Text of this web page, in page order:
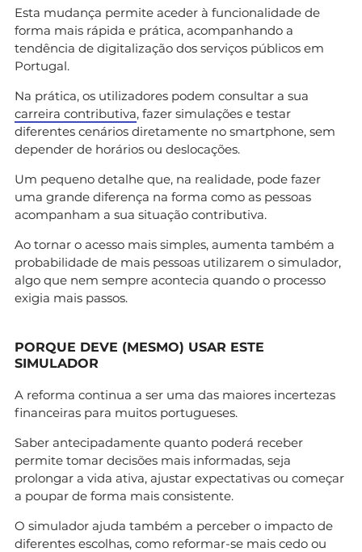
Esta mudança permite aceder à funcionalidade de
forma mais rápida e prática, acompanhando a
tendência de digitalização dos serviços públicos em
Portugal.
Na prática, os utilizadores podem consultar a sua
carreira contributiva, fazer simulações e testar
diferentes cenários diretamente no smartphone, sem
depender de horários ou deslocações.
Um pequeno detalhe que, na realidade, pode fazer
uma grande diferença na forma como as pessoas
acompanham a sua situação contributiva.
Ao tornar o acesso mais simples, aumenta também a
probabilidade de mais pessoas utilizarem o simulador,
algo que nem sempre acontecia quando o processo
exigia mais passos.
PORQUE DEVE (MESMO) USAR ESTE
SIMULADOR
A reforma continua a ser uma das maiores incertezas
financeiras para muitos portugueses.
Saber antecipadamente quanto poderá receber
permite tomar decisões mais informadas, seja
prolongar a vida ativa, ajustar expectativas ou começar
a poupar de forma mais consistente.
O simulador ajuda também a perceber o impacto de
diferentes escolhas, como reformar-se mais cedo ou